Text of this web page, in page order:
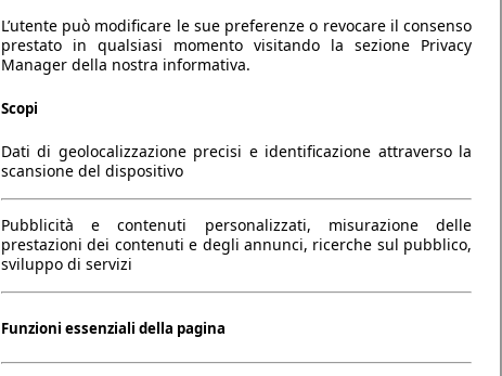
L’utente può modificare le sue preferenze o revocare il consenso
prestato in qualsiasi momento visitando la sezione Privacy
Manager della nostra informativa.
Scopi
Dati di geolocalizzazione precisi e identificazione attraverso la
scansione del dispositivo
Pubblicità e contenuti personalizzati, misurazione delle
prestazioni dei contenuti e degli annunci, ricerche sul pubblico,
sviluppo di servizi
Funzioni essenziali della pagina